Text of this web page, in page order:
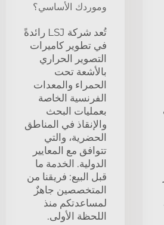
وموردك الأساسي؟
تُعد شركة LSJ رائدةً
في تطوير كاميرات
التصوير الحراري
بالأشعة تحت
الحمراء والمعدات
الفرنسية الخاصة
بعمليات البحث
والإنقاذ في المناطق
الحضرية، والتي
تتوافق مع المعايير
الدولية. الخدمة ما
قبل البيع: فريقنا من
المتخصصين جاهزٌ
لمساعدتكم منذ
اللحظة الأولى.